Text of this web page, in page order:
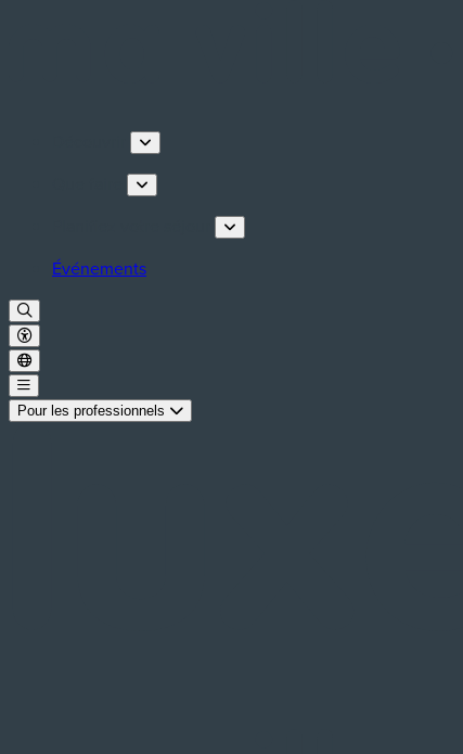
Événements
Pour les professionnels